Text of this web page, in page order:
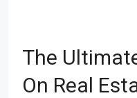
The
On Real